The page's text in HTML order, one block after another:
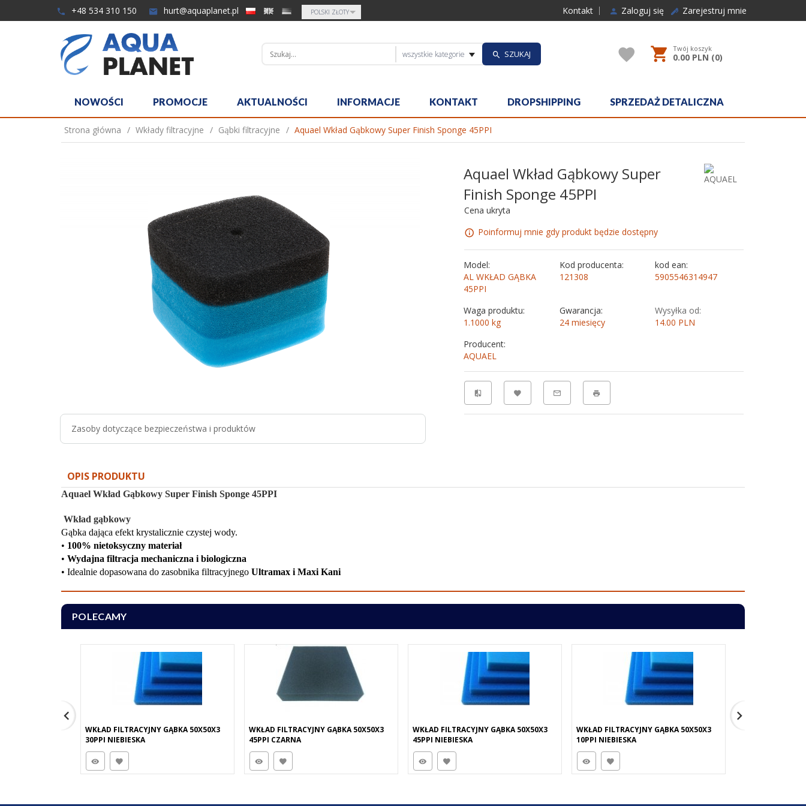
+48 534 310 150 hurt@aquaplanet.pl currency_h
POLSKI ZŁOTY Kontakt Zaloguj się Zarejestruj mnie
categories_searcher
wszystkie kategorie SZUKAJ
Twój koszyk
0.00 PLN (0)
NOWOŚCI PROMOCJE AKTUALNOŚCI INFORMACJE KONTAKT DROPSHIPPING SPRZEDAŻ DETALICZNA
Strona główna Wkłady filtracyjne Gąbki filtracyjne Aquael Wkład Gąbkowy Super Finish Sponge 45PPI
Zasoby dotyczące bezpieczeństwa i produktów
Aquael Wkład Gąbkowy Super
Finish Sponge 45PPI
Cena ukryta
Poinformuj mnie gdy produkt będzie dostępny
Model:
AL WKŁAD GĄBKA
45PPI
Kod producenta:
121308
kod ean:
5905546314947
Waga produktu:
1.1000 kg
Gwarancja:
24 miesięcy
Wysyłka od:
14.00 PLN
Producent:
AQUAEL
OPIS PRODUKTU
Aquael Wkład Gąbkowy Super Finish Sponge 45PPI
Wkład gąbkowy
Gąbka dająca efekt krystalicznie czystej wody.
• 100% nietoksyczny materiał
• Wydajna filtracja mechaniczna i biologiczna
• Idealnie dopasowana do zasobnika filtracyjnego Ultramax i Maxi Kani
POLECAMY
WKŁAD FILTRACYJNY GĄBKA 50X50X3
30PPI NIEBIESKA
WKŁAD FILTRACYJNY GĄBKA 50X50X3
45PPI CZARNA
WKŁAD FILTRACYJNY GĄBKA 50X50X3
45PPI NIEBIESKA
WKŁAD FILTRACYJNY GĄBKA 50X50X3
10PPI NIEBIESKA